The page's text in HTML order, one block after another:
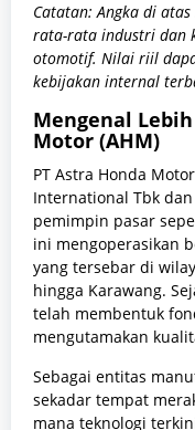
Catatan: Angka di
rata-rata industri dan
otomotif. Nilai riil
kebijakan internal
Mengenal
Motor (AHM)
PT Astra Honda
International Tbk
pemimpin pasar
ini mengoperasikan
yang tersebar di
hingga Karawang.
telah membentuk
mengutamakan
Sebagai entitas
sekadar tempat
mana teknologi